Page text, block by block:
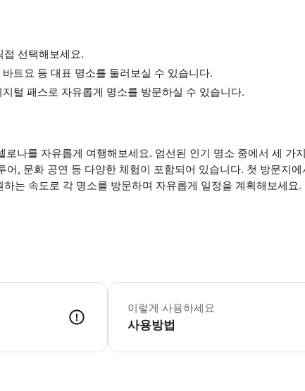
선택해보세요.
트요 등 대표 명소를 둘러보실 수 있습니다.
털 패스로 자유롭게 명소를 방문하실 수 있습니다.
나를 자유롭게 여행해보세요. 엄선된 인기 명소 중에서 세 가
어, 문화 공연 등 다양한 체험이 포함되어 있습니다. 첫 방문지
는 속도로 각 명소를 방문하며 자유롭게 일정을 계획해보세요.
필수 안내: - 첫 명소에서 패스를 사용하시면
이렇게 사용하세요
사용방법